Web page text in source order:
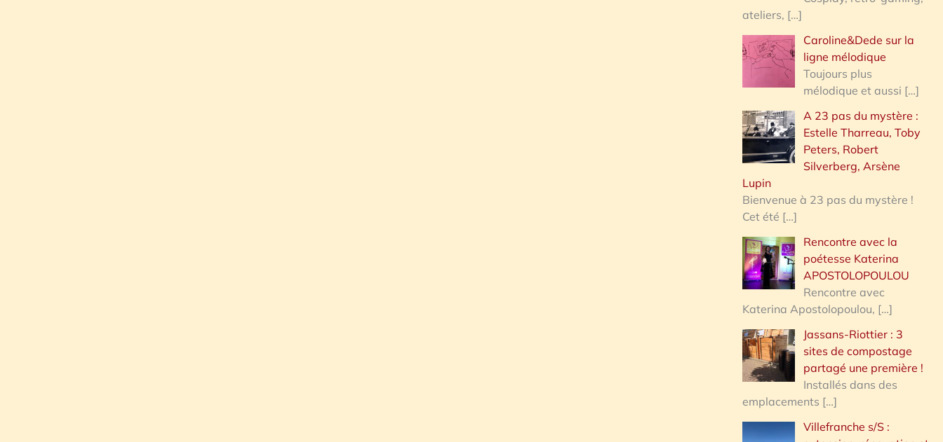
ateliers, […]
Caroline&Dede sur la
ligne mélodique
Toujours plus
mélodique et aussi […]
A 23 pas du mystère :
Estelle Tharreau, Toby
Peters, Robert
Silverberg, Arsène
Lupin
Bienvenue à 23 pas du mystère !
Cet été […]
Rencontre avec la
poétesse Katerina
APOSTOLOPOULOU
Rencontre avec
Katerina Apostolopoulou, […]
Jassans-Riottier : 3
sites de compostage
partagé une première !
Installés dans des
emplacements […]
Villefranche s/S :